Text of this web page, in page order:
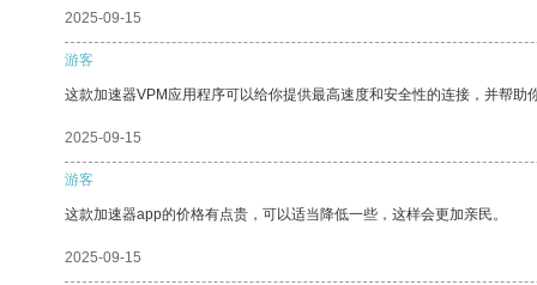
2025-09-15
游客
这款加速器VPM应用程序可以给你提供最高速度和安全性的连接，并帮助
2025-09-15
游客
这款加速器app的价格有点贵，可以适当降低一些，这样会更加亲民。
2025-09-15